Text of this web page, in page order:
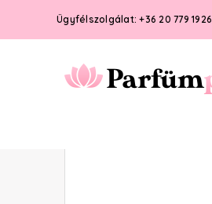
Ügyfélszolgálat: +36 20 779 1926